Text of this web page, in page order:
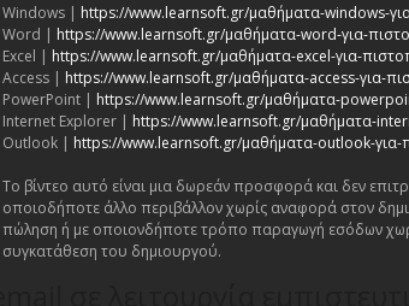
Windows | https://www.learnsoft.gr/μαθήματα-windows-
Word | https://www.learnsoft.gr/μαθήματα-word-για-
Excel | https://www.learnsoft.gr/μαθήματα-excel-για-
Access | https://www.learnsoft.gr/μαθήματα-access-για-
PowerPoint | https://www.learnsoft.gr/μαθήματα-
Internet Explorer | https://www.learnsoft.gr/μαθήματα-
Outlook | https://www.learnsoft.gr/μαθήματα-outlook-για-
Το βίντεο αυτό είναι μια δωρεάν προσφορά και δεν
οποιοδήποτε άλλο περιβάλλον χωρίς αναφορά στον
πώληση ή με οποιονδήποτε τρόπο παραγωγή εσόδων
συγκατάθεση του δημιουργού.